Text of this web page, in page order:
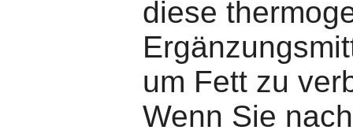
diese
um Fett zu
Wenn Sie